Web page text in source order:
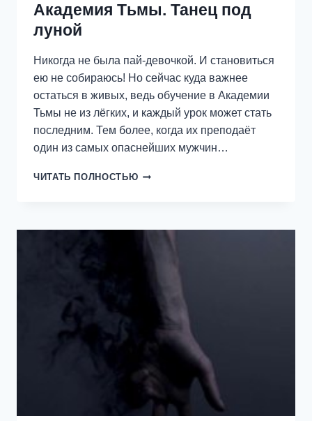
Академия Тьмы. Танец под
луной
Никогда не была пай-девочкой. И становиться
ею не собираюсь! Но сейчас куда важнее
остаться в живых, ведь обучение в Академии
Тьмы не из лёгких, и каждый урок может стать
последним. Тем более, когда их преподаёт
один из самых опаснейших мужчин…
ЧИТАТЬ ПОЛНОСТЬЮ АКАДЕМИЯ
ЛУНОЙ